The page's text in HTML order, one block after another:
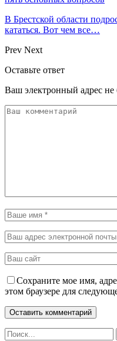
В Брестской области
кататься. Вот чем все…
Prev Next
Оставьте ответ
Ваш электронный адрес не
Сохраните мое имя,
этом браузере для